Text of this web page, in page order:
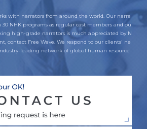
with narrators from around the world. Our narra
NHK programs as regular cast members and ou
high-grade narrators is much appreciated by N
contact Free Wave. We respond to our clients' ne
leading network of global human resource